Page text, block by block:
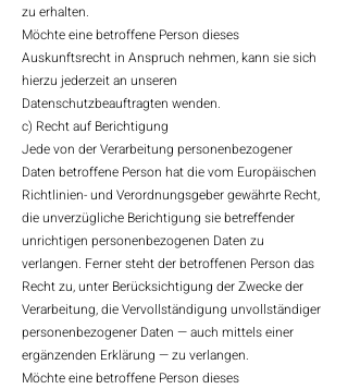
zu erhalten.
Möchte eine betroffene Person dieses
Auskunftsrecht in Anspruch nehmen, kann sie sich
hierzu jederzeit an unseren
Datenschutzbeauftragten wenden.
c) Recht auf Berichtigung
Jede von der Verarbeitung personenbezogener
Daten betroffene Person hat die vom Europäischen
Richtlinien- und Verordnungsgeber gewährte Recht,
die unverzügliche Berichtigung sie betreffender
unrichtigen personenbezogenen Daten zu
verlangen. Ferner steht der betroffenen Person das
Recht zu, unter Berücksichtigung der Zwecke der
Verarbeitung, die Vervollständigung unvollständiger
personenbezogener Daten — auch mittels einer
ergänzenden Erklärung — zu verlangen.
Möchte eine betroffene Person dieses